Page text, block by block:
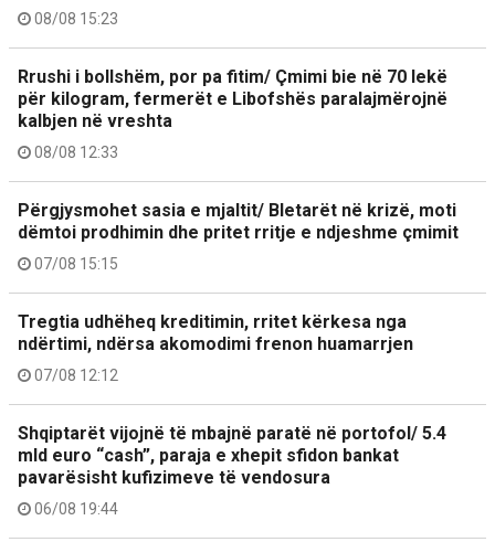
08/08 15:23
Rrushi i bollshëm, por pa fitim/ Çmimi bie në 70 lekë
për kilogram, fermerët e Libofshës paralajmërojnë
kalbjen në vreshta
08/08 12:33
Përgjysmohet sasia e mjaltit/ Bletarët në krizë, moti
dëmtoi prodhimin dhe pritet rritje e ndjeshme çmimit
07/08 15:15
Tregtia udhëheq kreditimin, rritet kërkesa nga
ndërtimi, ndërsa akomodimi frenon huamarrjen
07/08 12:12
Shqiptarët vijojnë të mbajnë paratë në portofol/ 5.4
mld euro “cash”, paraja e xhepit sfidon bankat
pavarësisht kufizimeve të vendosura
06/08 19:44